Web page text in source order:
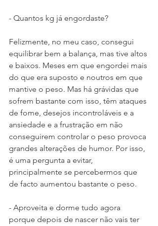
- Quantos kg já engordaste?
Felizmente, no meu caso, consegui
equilibrar bem a balança, mas tive altos
e baixos. Meses em que engordei mais
do que era suposto e noutros em que
mantive o peso. Mas há grávidas que
sofrem bastante com isso, têm ataques
de fome, desejos incontroláveis e a
ansiedade e a frustração em não
conseguirem controlar o peso provoca
grandes alterações de humor. Por isso,
é uma pergunta a evitar,
principalmente se percebermos que
de facto aumentou bastante o peso.
- Aproveita e dorme tudo agora
porque depois de nascer não vais ter